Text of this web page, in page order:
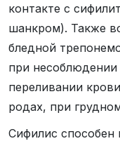
контакте с
шанкром). Также
бледной
при несоблюдении
переливании
родах, при
Сифилис